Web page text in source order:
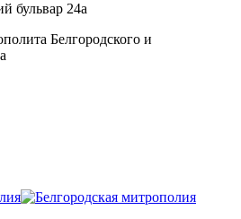
бульвар 24а
Белгородского и